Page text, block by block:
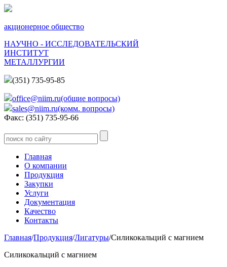
акционерное общество
НАУЧНО - ИССЛЕДОВАТЕЛЬСКИЙ
ИНСТИТУТ
МЕТАЛЛУРГИИ
(351) 735-95-85
office@niim.ru(общие вопросы)
sales@niim.ru(комм. вопросы)
Факс: (351) 735-95-66
Главная
О компании
Продукция
Закупки
Услуги
Документация
Качество
Контакты
Главная/Продукция/Лигатуры/Силикокальций с магнием
Силикокальций с магнием